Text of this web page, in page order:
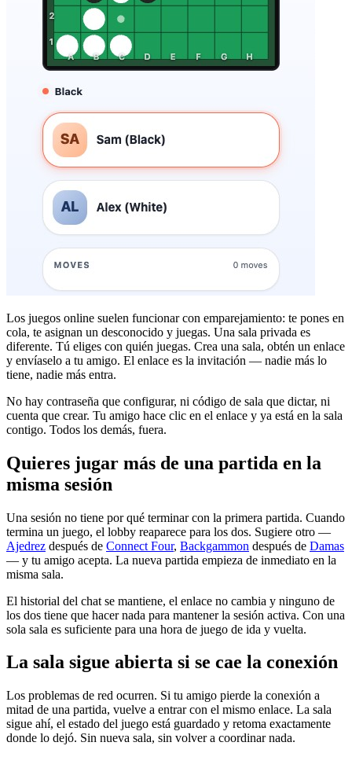
Los juegos online suelen funcionar con emparejamiento: te pones en
cola, te asignan un desconocido y juegas. Una sala privada es
diferente. Tú eliges con quién juegas. Crea una sala, obtén un enlace
y envíaselo a tu amigo. El enlace es la invitación — nadie más lo
tiene, nadie más entra.
No hay contraseña que configurar, ni código de sala que dictar, ni
cuenta que crear. Tu amigo hace clic en el enlace y ya está en la sala
contigo. Todos los demás, fuera.
Quieres jugar más de una partida en la
misma sesión
Una sesión no tiene por qué terminar con la primera partida. Cuando
termina un juego, el lobby reaparece para los dos. Sugiere otro —
Ajedrez después de Connect Four, Backgammon después de Damas
— y tu amigo acepta. La nueva partida empieza de inmediato en la
misma sala.
El historial del chat se mantiene, el enlace no cambia y ninguno de
los dos tiene que hacer nada para mantener la sesión activa. Con una
sola sala es suficiente para una hora de juego de ida y vuelta.
La sala sigue abierta si se cae la conexión
Los problemas de red ocurren. Si tu amigo pierde la conexión a
mitad de una partida, vuelve a entrar con el mismo enlace. La sala
sigue ahí, el estado del juego está guardado y retoma exactamente
donde lo dejó. Sin nueva sala, sin volver a coordinar nada.